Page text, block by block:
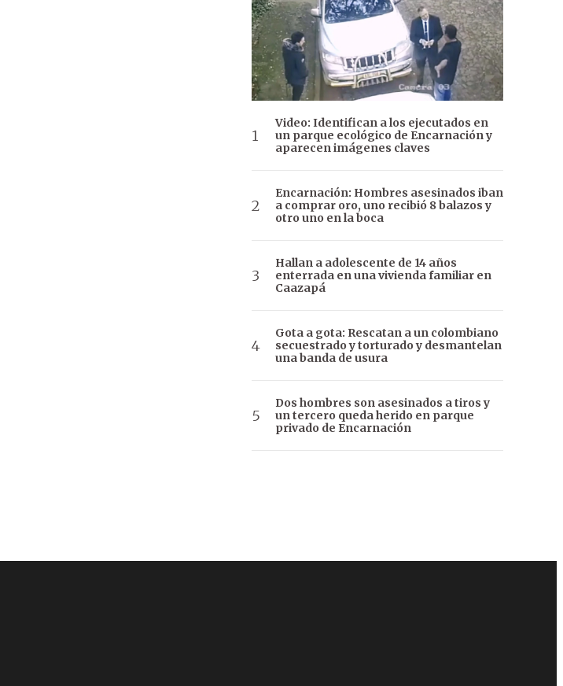
Video: Identifican a los ejecutados en
un parque ecológico de Encarnación y
aparecen imágenes claves
Encarnación: Hombres asesinados iban
a comprar oro, uno recibió 8 balazos y
otro uno en la boca
Hallan a adolescente de 14 años
enterrada en una vivienda familiar en
Caazapá
Gota a gota: Rescatan a un colombiano
secuestrado y torturado y desmantelan
una banda de usura
Dos hombres son asesinados a tiros y
un tercero queda herido en parque
privado de Encarnación